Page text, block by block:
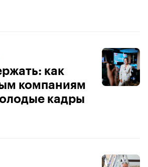
как
компаниям
кадры